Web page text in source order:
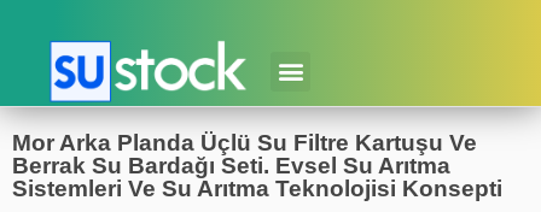
Mor Arka Planda Üçlü Su Filtre Kartuşu Ve
Berrak Su Bardağı Seti. Evsel Su Arıtma
Sistemleri Ve Su Arıtma Teknolojisi Konsepti